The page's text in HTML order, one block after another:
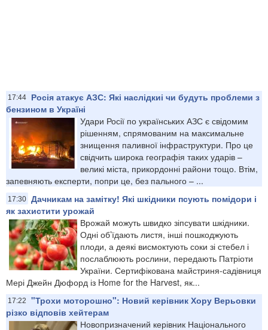
17:44
Росія атакує АЗС: Які наслідкиі чи будуть проблеми з
бензином в Україні
Удари Росії по українських АЗС є свідомим
рішенням, спрямованим на максимальне
знищення паливної інфраструктури. Про це
свідчить широка географія таких ударів –
великі міста, прикордонні райони тощо. Втім,
запевняють експерти, попри це, без пального – ...
17:30 Дачникам на замітку! Які шкідники псують помідори і
як захистити урожай
Врожай можуть швидко зіпсувати шкідники.
Одні об’їдають листя, інші пошкоджують
плоди, а деякі висмоктують соки зі стебел і
послаблюють рослини, передають Патріоти
України. Сертифікована майстриня-садівниця
Мері Джейн Дюфорд із Home for the Harvest, як...
17:22
"Трохи моторошно": Новий керівник Хору Верьовки
різко відповів хейтерам
Новопризначений керівник Національного